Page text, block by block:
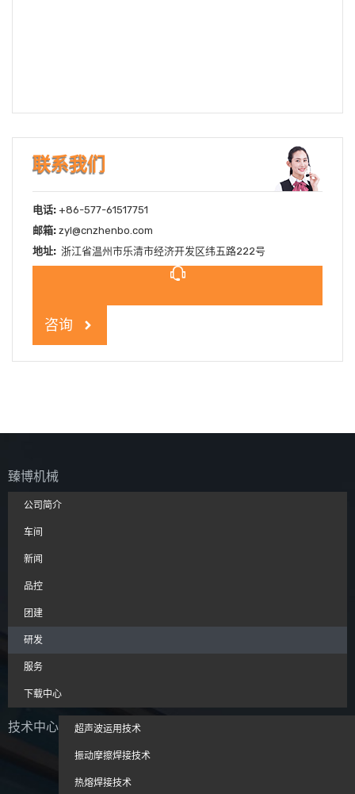
联系我们
电话: +86-577-61517751
邮箱: zyl@cnzhenbo.com
地址: 浙江省温州市乐清市经济开发区纬五路222号
咨询
臻博机械
公司简介
车间
新闻
品控
团建
研发
服务
下载中心
技术中心 超声波运用技术
振动摩擦焊接技术
热熔焊接技术